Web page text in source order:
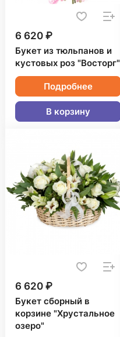
6 620 ₽
Букет из тюльпанов и
кустовых роз "Восторг"
Подробнее
В корзину
6 620 ₽
Букет сборный в
корзине "Хрустальное
озеро"